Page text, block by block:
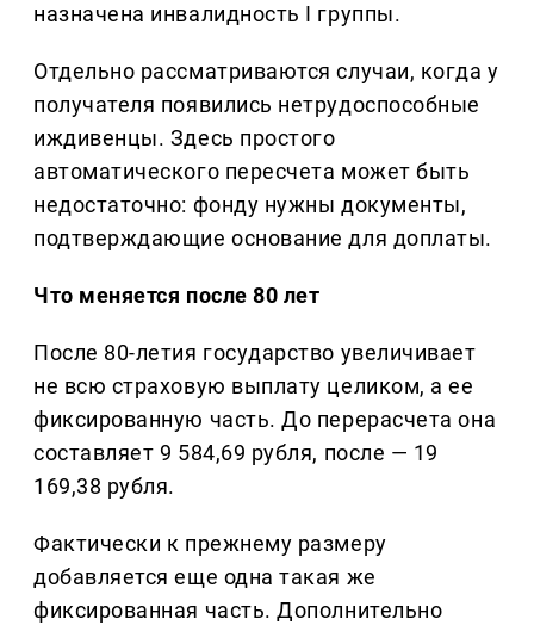
назначена инвалидность I группы.
Отдельно рассматриваются случаи, когда у
получателя появились нетрудоспособные
иждивенцы. Здесь простого
автоматического пересчета может быть
недостаточно: фонду нужны документы,
подтверждающие основание для доплаты.
Что меняется после 80 лет
После 80-летия государство увеличивает
не всю страховую выплату целиком, а ее
фиксированную часть. До перерасчета она
составляет 9 584,69 рубля, после — 19
169,38 рубля.
Фактически к прежнему размеру
добавляется еще одна такая же
фиксированная часть. Дополнительно